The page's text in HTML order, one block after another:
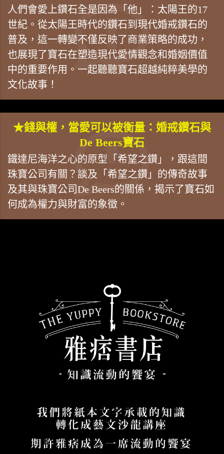
人們會愛上鑽石全是因為「他」：太陽王的17
世紀。從太陽王時代的鑽石到現代婚戒鑽石的
普及，這一轉變不僅反映了商業策略的成功，
也展現了寶石在塑造現代愛情觀念和婚姻價值
中的重要作用。一起聽聽寶石超越純粹美學的
文化故事！
★錢與權，當愛可以被衡量：婚戒鑽石與
De Beers寶石
鐵達尼海洋之心的原型「希望之鑽」，跟這間
珠寶公司有關？談及「希望之鑽」的傳奇故事
及其與珠寶公司De Beers的關係，揭示了寶石如
何成為權力與財富的象徵。